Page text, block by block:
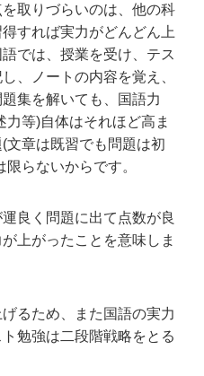
取りづらいのは、他の科
すれば実力がどんどん上
では、授業を受け、テス
、ノートの内容を覚え、
集を解いても、国語力
等)自体はそれほど高ま
文章は既習でも問題は初
らないからです。
良く問題に出て点数が良
上がったことを意味しま
るため、また国語の実力
勉強は二段階戦略をとる